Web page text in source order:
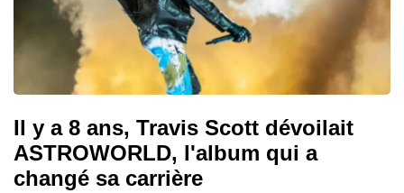
Il y a 8 ans, Travis Scott dévoilait
ASTROWORLD, l'album qui a
changé sa carrière